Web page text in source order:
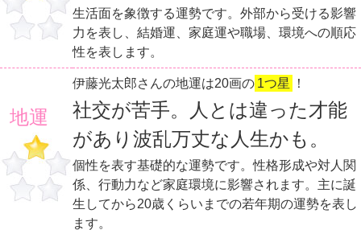
生活面を象徴する運勢です。外部から受ける影響
力を表し、結婚運、家庭運や職場、環境への順応
性を表します。
地運
伊藤光太郎さんの地運は20画の 1つ星 ！
社交が苦手。人とは違った才能
があり波乱万丈な人生かも。
個性を表す基礎的な運勢です。性格形成や対人関
係、行動力など家庭環境に影響されます。主に誕
生してから20歳くらいまでの若年期の運勢を表し
ます。